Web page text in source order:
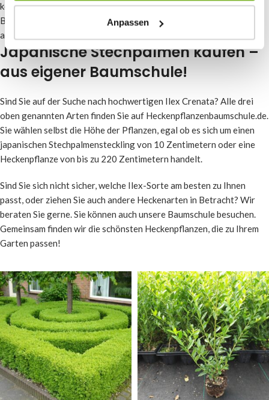
Anpassen
können Sie Hecken von bis zu zwei Metern Höhe schaffen. Die
Blätter sind etwas größer und glänzender als bei den beiden
anderen Sorten.
Japanische Stechpalmen kaufen –
aus eigener Baumschule!
Sind Sie auf der Suche nach hochwertigen Ilex Crenata? Alle drei
oben genannten Arten finden Sie auf Heckenpflanzenbaumschule.de.
Sie wählen selbst die Höhe der Pflanzen, egal ob es sich um einen
japanischen Stechpalmensteckling von 10 Zentimetern oder eine
Heckenpflanze von bis zu 220 Zentimetern handelt.
Sind Sie sich nicht sicher, welche Ilex-Sorte am besten zu Ihnen
passt, oder ziehen Sie auch andere Heckenarten in Betracht? Wir
beraten Sie gerne. Sie können auch unsere Baumschule besuchen.
Gemeinsam finden wir die schönsten Heckenpflanzen, die zu Ihrem
Garten passen!